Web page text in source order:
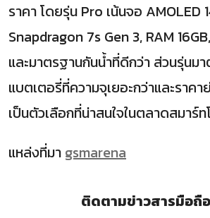
ราคา โดยรุ่น Pro เน้นจอ AMOLED
Snapdragon 7s Gen 3, RAM
และมาตรฐานกันน้ำที่ดีกว่า ส่วนรุ่นม
แบตเตอรี่ที่ความจุเยอะกว่าและราคา
เป็นตัวเลือกที่น่าสนใจในตลาดสมาร์
แหล่งที่มา gsmarena
ติดตามข่าวสารมือถื